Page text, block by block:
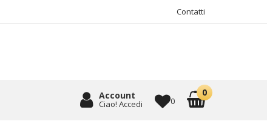
Contatti
Account
Ciao! Accedi 0